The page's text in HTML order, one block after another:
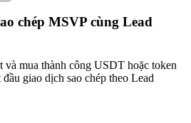
chép MSVP cùng Lead
và mua thành công USDT hoặc token
giao dịch sao chép theo Lead